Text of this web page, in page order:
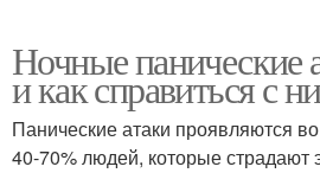
Ночные панические
и как справиться с
Панические атаки проявляются
40-70% людей, которые страдают